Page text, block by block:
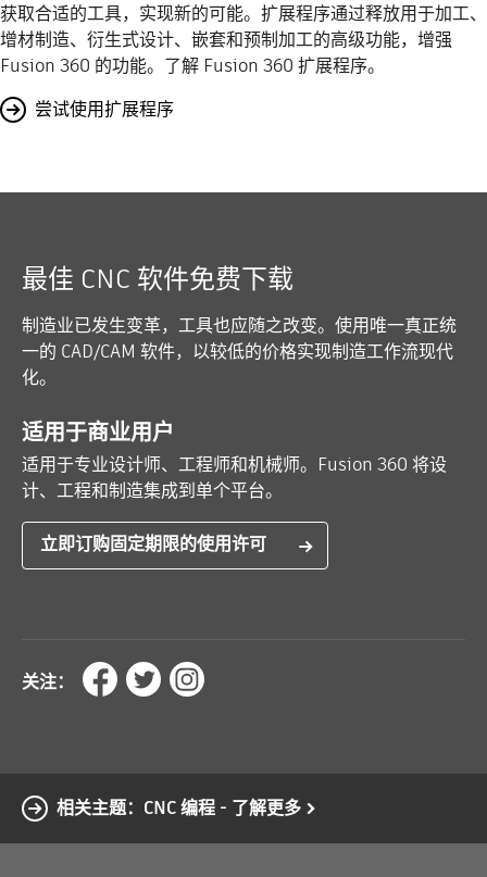
获取合适的工具，实现新的可能。扩展程序通过释放用于加工、
增材制造、衍生式设计、嵌套和预制加工的高级功能，增强
Fusion 360 的功能。了解 Fusion 360 扩展程序。
尝试使用扩展程序
最佳 CNC 软件免费下载
制造业已发生变革，工具也应随之改变。使用唯一真正统
一的 CAD/CAM 软件，以较低的价格实现制造工作流现代
化。
适用于商业用户
适用于专业设计师、工程师和机械师。Fusion 360 将设
计、工程和制造集成到单个平台。
立即订购固定期限的使用许可
关注：
相关主题：CNC 编程 - 了解更多